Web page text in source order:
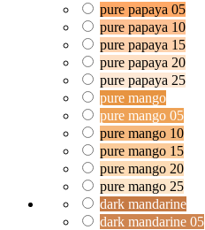
pure papaya 05
pure papaya 10
pure papaya 15
pure papaya 20
pure papaya 25
pure mango
pure mango 05
pure mango 10
pure mango 15
pure mango 20
pure mango 25
dark mandarine
dark mandarine 05